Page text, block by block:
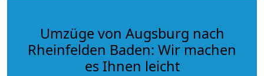
Umzüge von Augsburg nach
Rheinfelden Baden: Wir machen
es Ihnen leicht